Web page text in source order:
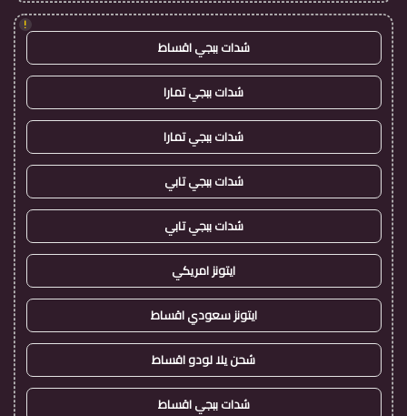
!
شدات ببجي اقساط
شدات ببجي تمارا
شدات ببجي تمارا
شدات ببجي تابي
شدات ببجي تابي
ايتونز امريكي
ايتونز سعودي اقساط
شحن يلا لودو اقساط
شدات ببجي اقساط